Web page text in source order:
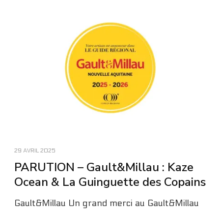
29 AVRIL 2025
PARUTION – Gault&Millau : Kaze
Ocean & La Guinguette des Copains
Gault&Millau Un grand merci au Gault&Millau